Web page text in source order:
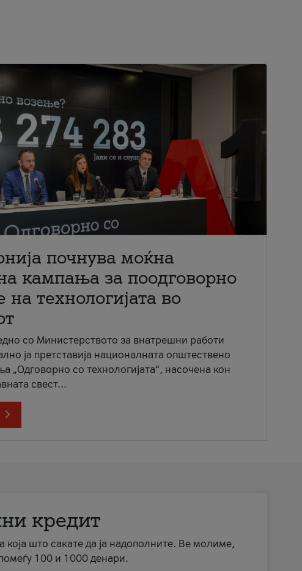
почнува моќна
кампања за поодговорно
на технологијата во
со Министерството за внатрешни работи
ја претставија националната општествено
„Одговорно со технологијата“, насочена кон
свест...
кредит
која што сакате да ја надополните. Ве молиме,
100 и 1000 денари.